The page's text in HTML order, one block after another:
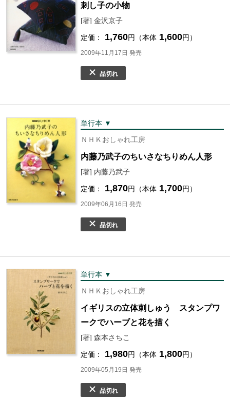
刺し子の小物
[著] 金沢京子
定価： 1,760円（本体 1,600円）
2009年11月17日 発売
品切れ
単行本 ▼
ＮＨＫおしゃれ工房
内藤乃武子のちいさなちりめん人形
[著] 内藤乃武子
定価： 1,870円（本体 1,700円）
2009年06月16日 発売
品切れ
単行本 ▼
ＮＨＫおしゃれ工房
イギリスの立体刺しゅう スタンプワ
ークでハーブと花を描く
[著] 森本さちこ
定価： 1,980円（本体 1,800円）
2009年05月19日 発売
品切れ